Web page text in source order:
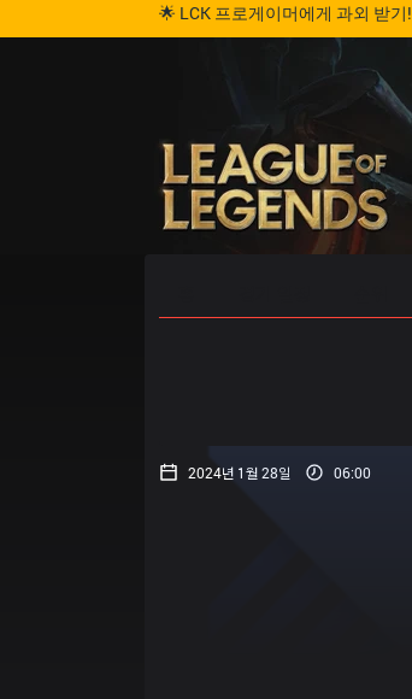
🌟 LCK 프로게이머에게 과외 받기!
2024년 1월 28일 06:00